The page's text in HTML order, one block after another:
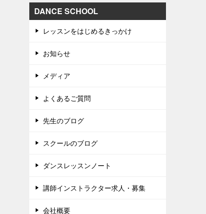
DANCE SCHOOL
レッスンをはじめるきっかけ
お知らせ
メディア
よくあるご質問
先生のブログ
スクールのブログ
ダンスレッスンノート
講師インストラクター求人・募集
会社概要